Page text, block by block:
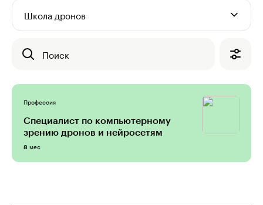
Школа дронов
Поиск
Профессия
Специалист по компьютерному
зрению дронов и нейросетям
8 мес